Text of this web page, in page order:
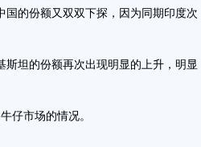
的份额又双双下探，因为同期印度次
坦的份额再次出现明显的上升，明显
仔市场的情况。